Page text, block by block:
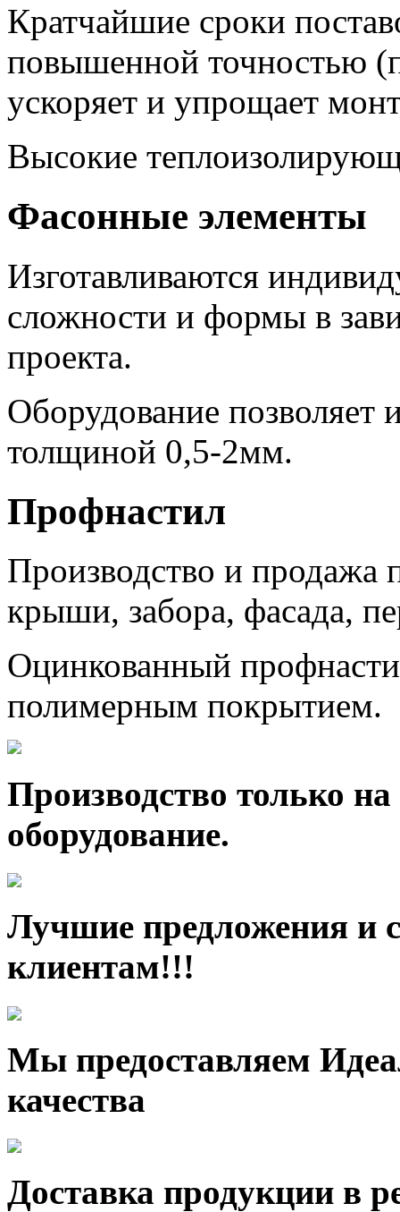
Кратчайшие сроки
повышенной точностью
ускоряет и упрощает
Высокие
Фасонные элементы
Изготавливаются
сложности и формы в
проекта.
Оборудование позволяет
толщиной 0,5-2мм.
Профнастил
Производство и продажа
крыши, забора, фасада,
Оцинкованный
полимерным покрытием.
Производство только
оборудование.
Лучшие предложения и
клиентам!!!
Мы предоставляем
качества
Доставка продукции в